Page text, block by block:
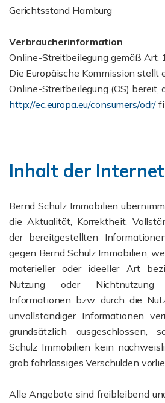
Gerichtsstand Hamburg
Verbraucherinformation
Online-Streitbeilegung gemäß Art.
Die Europäische Kommission stellt
Online-Streitbeilegung (OS) bereit,
http://ec.europa.eu/consumers/odr/
Inhalt der
Bernd Schulz Immobilien
die Aktualität, Korrektheit,
der bereitgestellten
gegen Bernd Schulz Immobilien,
materieller oder ideeller Art
Nutzung oder Nichtnutzung
Informationen bzw. durch die
unvollständiger Informationen
grundsätzlich ausgeschlossen,
Schulz Immobilien kein
grob fahrlässiges Verschulden
Alle Angebote sind freibleibend